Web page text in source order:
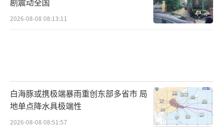
备充分法律依据。从民事侵权责任角度，学生
2026-08-08 08:13:11
白海豚或携极端暴雨重创东部多省市 局
地单点降水具极端性
2026-08-08 08:51:57